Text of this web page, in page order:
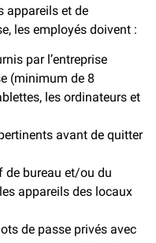
appareils et de
les employés doivent :
par l’entreprise
(minimum de 8
les ordinateurs et
avant de quitter
de bureau et/ou du
appareils des locaux
de passe privés avec